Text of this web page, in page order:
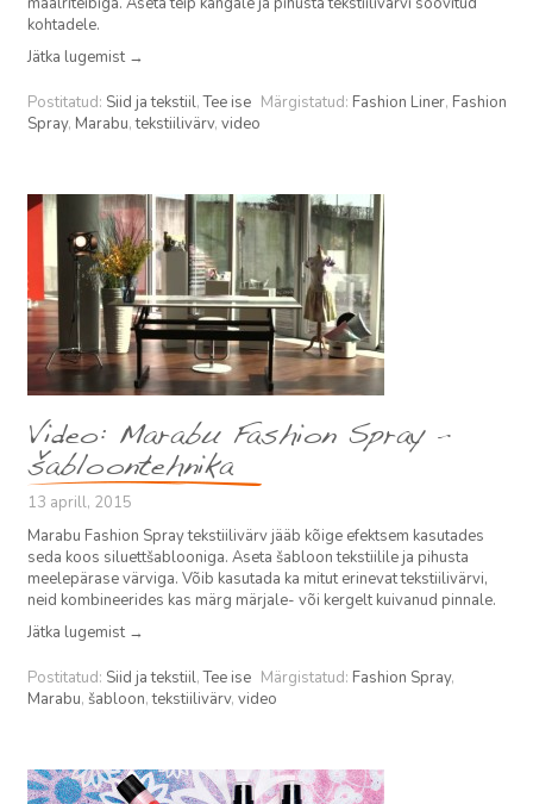
kohtadele.
Jätka lugemist →
Postitatud: Siid ja tekstiil,Tee ise Märgistatud: Fashion Liner, Fashion
Spray, Marabu,tekstiilivärv, video
Video: Marabu Fashion Spray –
šabloontehnika
13 aprill, 2015
Marabu Fashion Spray tekstiilivärv jääb kõige efektsem kasutades
seda koos siluettšablooniga. Aseta šabloon tekstiilile ja pihusta
meelepärase värviga. Võib kasutada ka mitut erinevat tekstiilivärvi,
neid kombineerides kas märg märjale- või kergelt kuivanud pinnale.
Jätka lugemist →
Postitatud: Siid ja tekstiil,Tee ise Märgistatud: Fashion Spray,
Marabu, šabloon,tekstiilivärv, video